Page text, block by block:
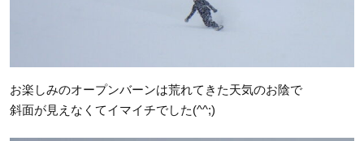
お楽しみのオープンバーンは荒れてきた天気のお陰で
斜面が見えなくてイマイチでした(^^;)